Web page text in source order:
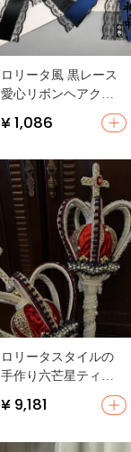
ロリータ風 黒レース
愛心リボンヘアクリ
ップ【ツインテール
用・ブローチとして
¥ 1,086
ロリータスタイルの
手作り六芒星ティア
ラ【皇后エカテリー
ナ風】
¥ 9,181